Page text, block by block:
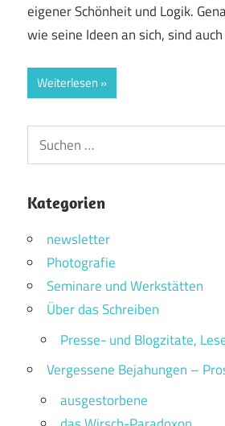
eigener Schönheit und Logik.
wie seine Ideen an sich, sind
Weiterlesen
Suchen
nach:
Kategorien
newsletter
Photografie
Seminare und Werkstätten
Über das Schreiben
Presse- und Blogzitate,
Vergessene Bejahungen –
ausgestorbene